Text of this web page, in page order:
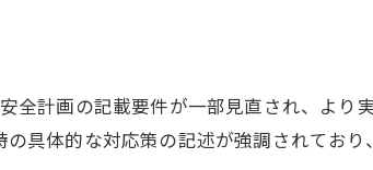
全計画の記載要件が一部見直され、より
具体的な対応策の記述が強調されており